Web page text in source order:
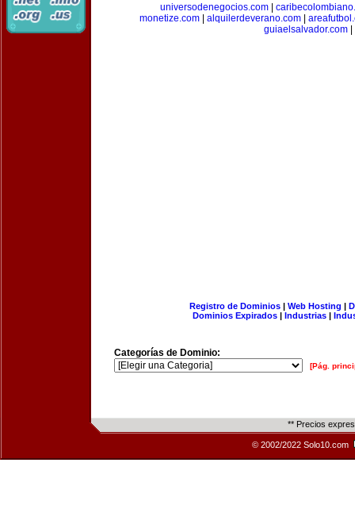
universodenegocios.com|
monetize.com| alquilerdeverano.com|
guiaelsalvador.com
Registro de Dominios| Web Hosting |
Dominios Expirados | Industrias |
Categorías de Dominio:
[Pág.
** Precios
© 2002/2022 Solo10.com